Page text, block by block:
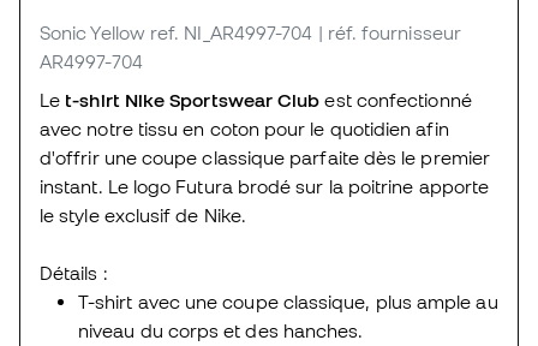
Sonic Yellow ref. NI_AR4997-704 | réf. fournisseur
AR4997-704
Le t-shirt Nike Sportswear Club est confectionné
avec notre tissu en coton pour le quotidien afin
d'offrir une coupe classique parfaite dès le premier
instant. Le logo Futura brodé sur la poitrine apporte
le style exclusif de Nike.
Détails :
T-shirt avec une coupe classique, plus ample au
niveau du corps et des hanches.